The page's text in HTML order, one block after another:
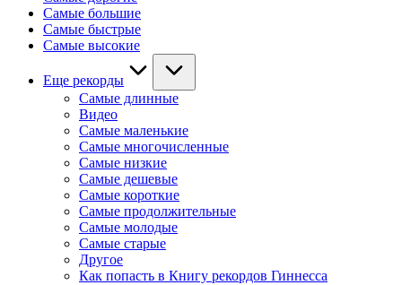
Самые большие
Самые быстрые
Самые высокие
Еще рекорды
Самые длинные
Видео
Самые маленькие
Самые многочисленные
Самые низкие
Самые дешевые
Самые короткие
Самые продолжительные
Самые молодые
Самые старые
Другое
Как попасть в Книгу рекордов Гиннесса